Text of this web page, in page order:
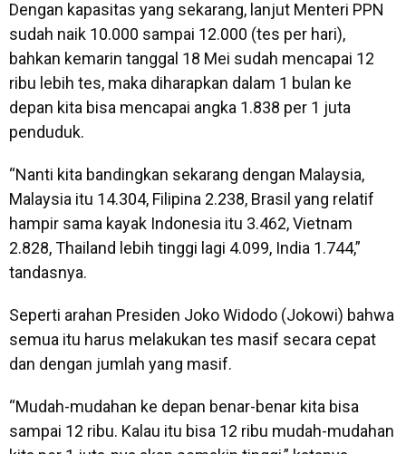
Dengan kapasitas yang sekarang, lanjut Menteri PPN
sudah naik 10.000 sampai 12.000 (tes per hari),
bahkan kemarin tanggal 18 Mei sudah mencapai 12
ribu lebih tes, maka diharapkan dalam 1 bulan ke
depan kita bisa mencapai angka 1.838 per 1 juta
penduduk.
“Nanti kita bandingkan sekarang dengan Malaysia,
Malaysia itu 14.304, Filipina 2.238, Brasil yang relatif
hampir sama kayak Indonesia itu 3.462, Vietnam
2.828, Thailand lebih tinggi lagi 4.099, India 1.744,”
tandasnya.
Seperti arahan Presiden Joko Widodo (Jokowi) bahwa
semua itu harus melakukan tes masif secara cepat
dan dengan jumlah yang masif.
“Mudah-mudahan ke depan benar-benar kita bisa
sampai 12 ribu. Kalau itu bisa 12 ribu mudah-mudahan